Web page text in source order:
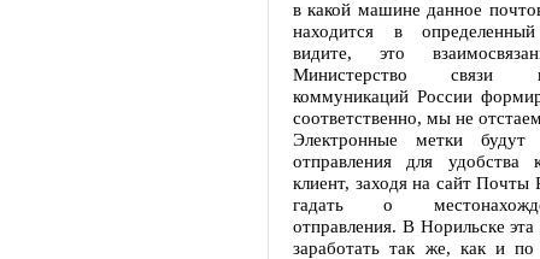
в какой машине данное
находится в
видите, это
Министерство связи
коммуникаций России
соответственно, мы не
Электронные метки будут
отправления для удобства
клиент, заходя на сайт Почты
гадать о
отправления. В Норильске
заработать так же, как и